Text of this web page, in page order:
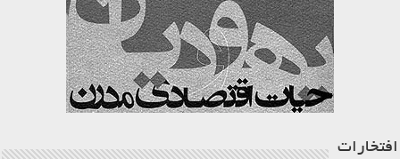
افتخارات